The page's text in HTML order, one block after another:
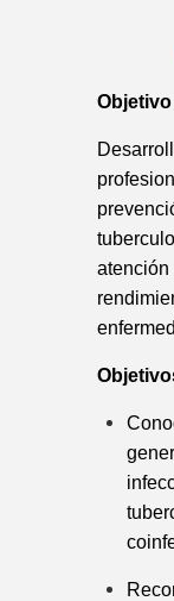
Objetivo
atención